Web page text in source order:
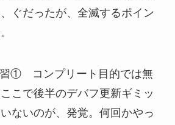
ぐだったが、全滅するポイン
習① コンプリート目的では無
こで後半のデバフ更新ギミッ
ないのが、発覚。何回かやっ